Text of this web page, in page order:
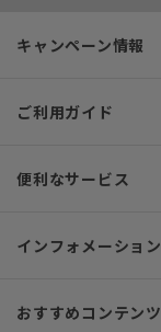
キャンペーン情報
ご利用ガイド
便利なサービス
インフォメーション
おすすめコンテンツ